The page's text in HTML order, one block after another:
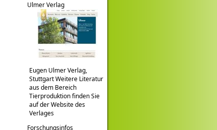
Ulmer Verlag
Eugen Ulmer Verlag,
Stuttgart Weitere Literatur
aus dem Bereich
Tierproduktion finden Sie
auf der Website des
Verlages
Forschungsinfos